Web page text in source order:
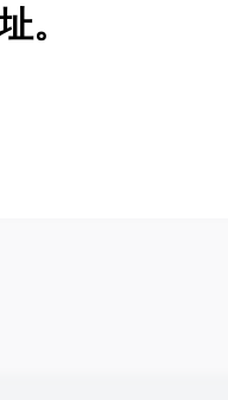
。